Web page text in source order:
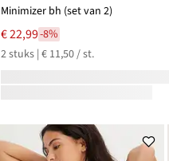
Minimizer bh (set van 2)
€ 22,99-8%
2 stuks | € 11,50 / st.